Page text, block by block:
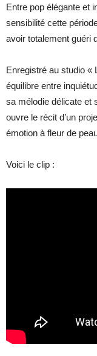
Entre pop élégante et
sensibilité cette
avoir totalement guéri
Enregistré au studio «
équilibre entre
sa mélodie délicate et
ouvre le récit d’un
émotion à fleur de
Voici le clip :